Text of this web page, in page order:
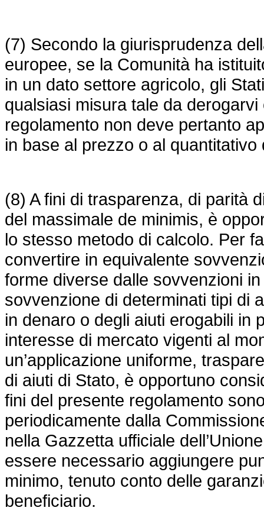
(7) Secondo la giurisprudenza
europee, se la Comunità ha
in un dato settore agricolo, gli
qualsiasi misura tale da
regolamento non deve pertanto
in base al prezzo o al
(8) A fini di trasparenza, di parità
del massimale de minimis, è
lo stesso metodo di calcolo. Per
convertire in equivalente
forme diverse dalle sovvenzioni
sovvenzione di determinati tipi di
in denaro o degli aiuti erogabili in
interesse di mercato vigenti al
un’applicazione uniforme,
di aiuti di Stato, è opportuno
fini del presente regolamento
periodicamente dalla
nella Gazzetta ufficiale
essere necessario aggiungere
minimo, tenuto conto delle
beneficiario.